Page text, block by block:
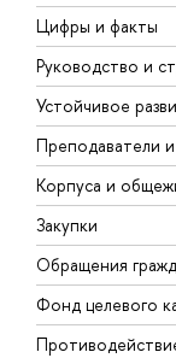
Цифры и факты
Руководство и
Устойчивое
Преподаватели
Корпуса и
Закупки
Обращения
Фонд целевого